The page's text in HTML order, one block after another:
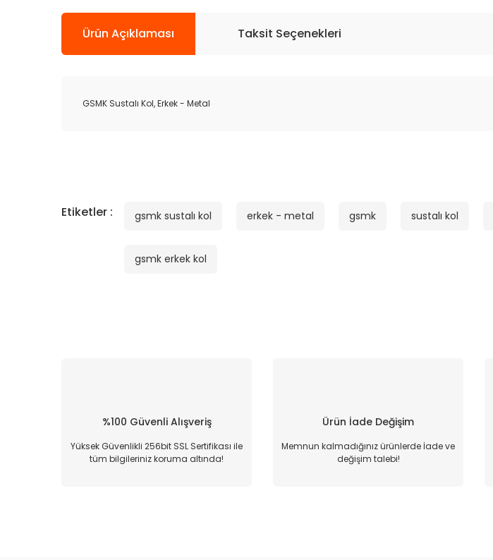
Ürün Açıklaması Taksit Seçenekleri
GSMK Sustalı Kol, Erkek - Metal
Etiketler : gsmk sustalı kol erkek - metal gsmk sustalı kol
gsmk erkek kol
%100 Güvenli Alışveriş
Yüksek Güvenlikli 256bit SSL Sertifikası ile
tüm bilgileriniz koruma altında!
Ürün İade Değişim
Memnun kalmadığınız ürünlerde İade ve
değişim talebi!